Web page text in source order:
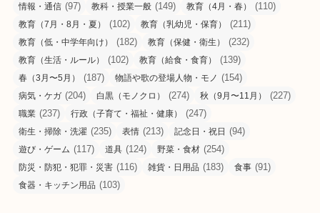
情報・通信 (97) 教科・授業一般 (149) 教育（4月・春） (110)
教育（7月・8月・夏） (102) 教育（乳幼児・保育） (211)
教育（低・中学年向け） (182) 教育（保健・衛生） (232)
教育（生活・ルール） (102) 教育（給食・食育） (139)
春（3月〜5月） (187) 物語や歌の登場人物・モノ (154)
病気・ケガ (204) 白黒（モノクロ） (274) 秋（9月〜11月） (227)
職業 (237) 行政（子育て・福祉・健康） (247)
衛生・掃除・洗濯 (235) 表情 (213) 記念日・祝日 (94)
遊び・ゲーム (117) 道具 (124) 野菜・食材 (254)
防災・防犯・犯罪・災害 (116) 雑貨・日用品 (183) 食事 (91)
食器・キッチン用品 (103)